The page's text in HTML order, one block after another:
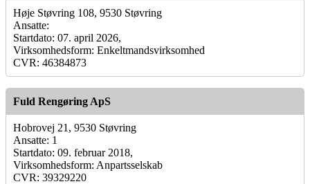
Høje Støvring 108, 9530 Støvring
Ansatte:
Startdato: 07. april 2026,
Virksomhedsform: Enkeltmandsvirksomhed
CVR: 46384873
Fuld Rengøring ApS
Hobrovej 21, 9530 Støvring
Ansatte: 1
Startdato: 09. februar 2018,
Virksomhedsform: Anpartsselskab
CVR: 39329220